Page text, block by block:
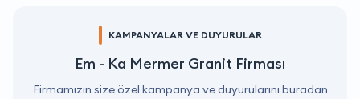
KAMPANYALAR VE DUYURULAR
Em - Ka Mermer Granit Firması
Firmamızın size özel kampanya ve duyurularını buradan